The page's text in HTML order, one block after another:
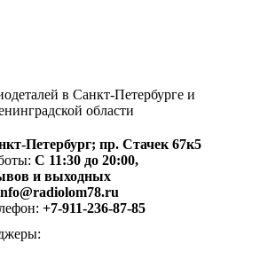
в Санкт-Петербурге и
области
Петербург; пр. Стачек 67к5
С 11:30 до 20:00,
и выходных
+7-911-236-87-85